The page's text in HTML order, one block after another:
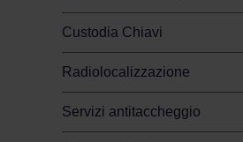
Custodia Chiavi
Radiolocalizzazione
Servizi antitaccheggio